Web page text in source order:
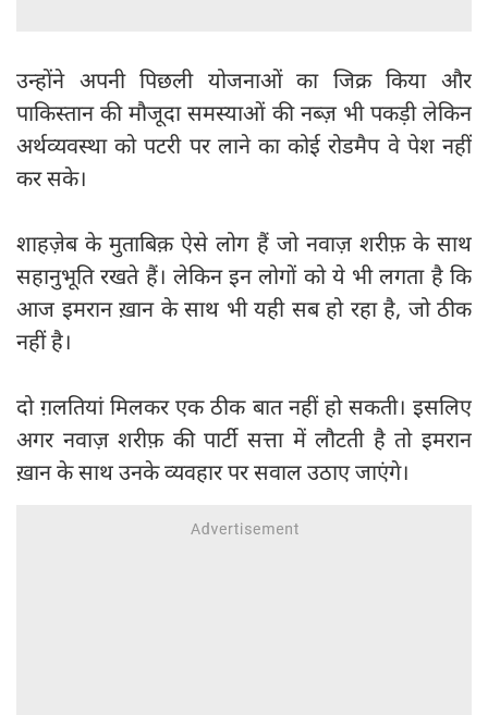
उन्होंने अपनी पिछली योजनाओं का जिक्र किया और
पाकिस्तान की मौजूदा समस्याओं की नब्ज़ भी पकड़ी लेकिन
अर्थव्यवस्था को पटरी पर लाने का कोई रोडमैप वे पेश नहीं
कर सके।
शाहज़ेब के मुताबिक़ ऐसे लोग हैं जो नवाज़ शरीफ़ के साथ
सहानुभूति रखते हैं। लेकिन इन लोगों को ये भी लगता है कि
आज इमरान ख़ान के साथ भी यही सब हो रहा है, जो ठीक
नहीं है।
दो ग़लतियां मिलकर एक ठीक बात नहीं हो सकती। इसलिए
अगर नवाज़ शरीफ़ की पार्टी सत्ता में लौटती है तो इमरान
ख़ान के साथ उनके व्यवहार पर सवाल उठाए जाएंगे।